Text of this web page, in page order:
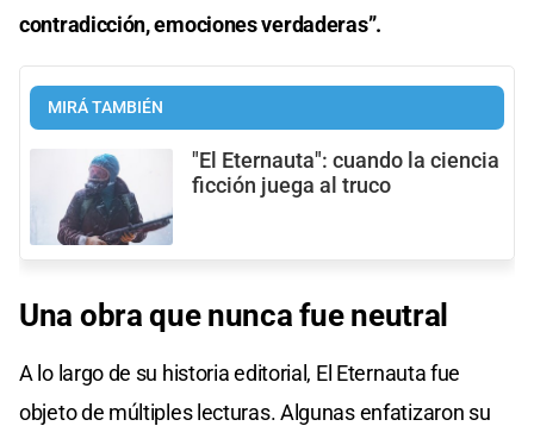
contradicción, emociones verdaderas”.
MIRÁ TAMBIÉN
"El Eternauta": cuando la ciencia
ficción juega al truco
Una obra que nunca fue neutral
A lo largo de su historia editorial, El Eternauta fue
objeto de múltiples lecturas. Algunas enfatizaron su